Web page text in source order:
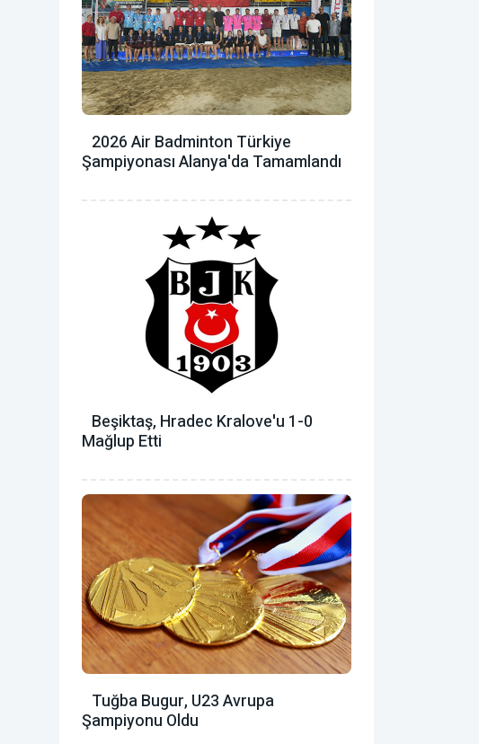
2026 Air Badminton Türkiye
Şampiyonası Alanya'da Tamamlandı
Beşiktaş, Hradec Kralove'u 1-0
Mağlup Etti
Tuğba Bugur, U23 Avrupa
Şampiyonu Oldu